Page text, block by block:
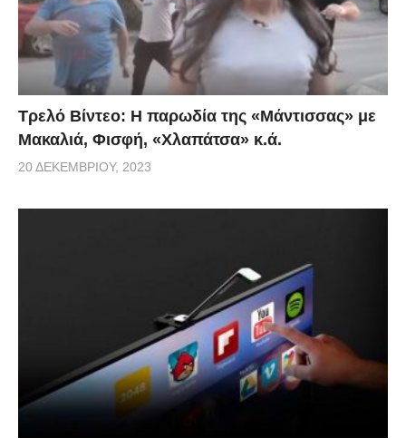
Τρελό Βίντεο: H παρωδία της «Μάντισσας» με
Μακαλιά, Φισφή, «Χλαπάτσα» κ.ά.
20 ΔΕΚΕΜΒΡΊΟΥ, 2023